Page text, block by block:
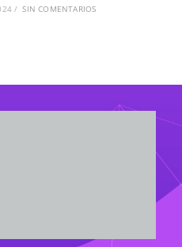
/ SIN COMENTARIOS